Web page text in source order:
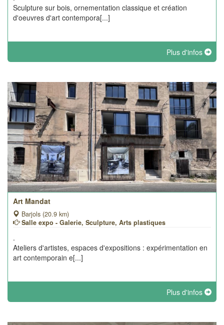
Sculpture sur bois, ornementation classique et création
d'oeuvres d'art contempora[...]
Plus d'infos
Art Mandat
Barjols (20.9 km)
Salle expo - Galerie, Sculpture, Arts plastiques
.
Ateliers d'artistes, espaces d'expositions : expérimentation en
art contemporain e[...]
Plus d'infos